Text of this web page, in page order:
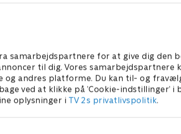
samarbejdspartnere for at give dig den
til dig. Vores samarbejdspartnere
andres platforme. Du kan til- og
ved at klikke på ’Cookie-indstillinger’ i
oplysninger i TV 2s privatlivspolitik.
Danmarks største quizkamp